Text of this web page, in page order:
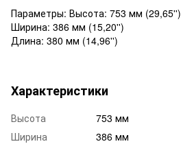
Параметры: Высота: 753 мм (29,65'')
Ширина: 386 мм (15,20'')
Длина: 380 мм (14,96'')
Характеристики
Высота
753 мм
Ширина
386 мм